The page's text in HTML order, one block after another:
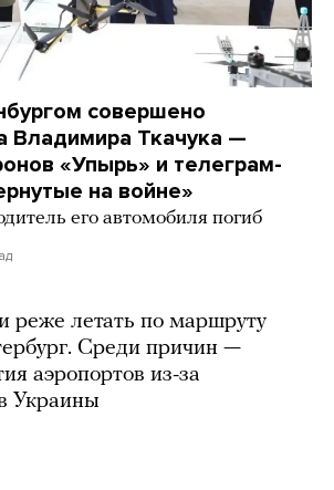
совершено
Владимира Ткачука —
«Упырь» и телеграм-
на войне»
его автомобиля погиб
реже летать по маршруту
Среди причин —
аэропортов из-за
Украины